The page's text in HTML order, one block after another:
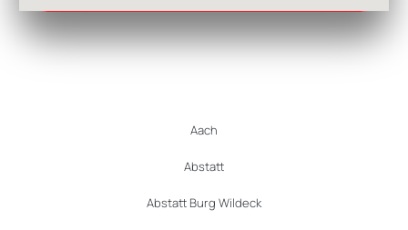
Aach
Abstatt
Abstatt Burg Wildeck